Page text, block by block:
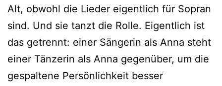
Alt, obwohl die Lieder eigentlich für Sopran
sind. Und sie tanzt die Rolle. Eigentlich ist
das getrennt: einer Sängerin als Anna steht
einer Tänzerin als Anna gegenüber, um die
gespaltene Persönlichkeit besser